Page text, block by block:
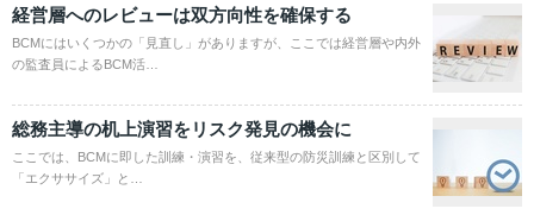
経営層へのレビューは双方向性を確保する
BCMにはいくつかの「見直し」がありますが、ここでは経営層や内外
の監査員によるBCM活…
総務主導の机上演習をリスク発見の機会に
ここでは、BCMに即した訓練・演習を、従来型の防災訓練と区別して
「エクササイズ」と…